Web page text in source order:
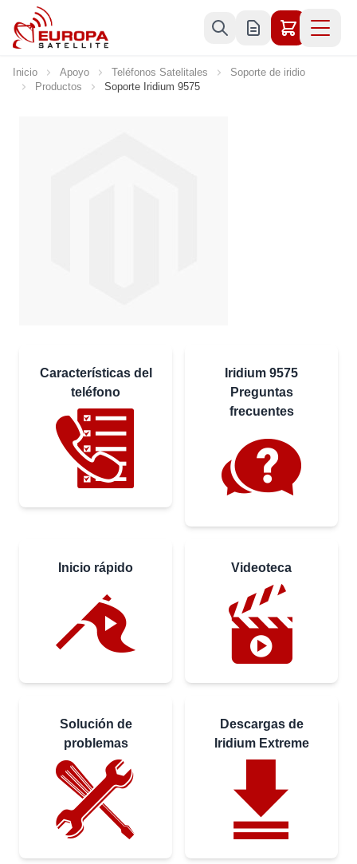
Ir al contenido
Inicio Apoyo Teléfonos Satelitales
Soporte de iridio
Productos
Soporte Iridium 9575
Características del
teléfono
Iridium 9575
Preguntas
frecuentes
Inicio rápido Videoteca
Solución de
problemas
Descargas de
Iridium Extreme